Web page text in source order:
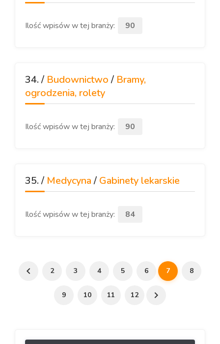
Ilość wpisów w tej branży: 90
34. / Budownictwo / Bramy,
ogrodzenia, rolety
Ilość wpisów w tej branży: 90
35. / Medycyna / Gabinety lekarskie
Ilość wpisów w tej branży: 84
2 3 4 5 6 7 8
9 10 11 12